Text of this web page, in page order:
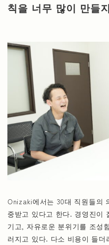
칙을 너무 많이 만들
Onizaki에서는 30대 직원들의
중받고 있다고 한다. 경영진이
기고, 자유로운 분위기를 조성
러지고 있다. 다소 비용이 들